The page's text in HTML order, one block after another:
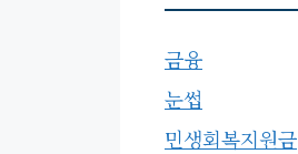
금융
눈썹
민생회복지원금